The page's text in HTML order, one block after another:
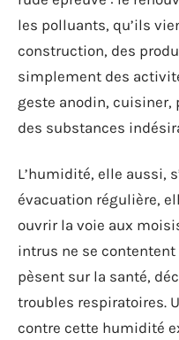
les polluants, qu’ils
construction, des
simplement des
geste anodin, cuisiner,
des substances
L’humidité, elle aussi,
évacuation régulière,
ouvrir la voie aux
intrus ne se
pèsent sur la santé,
troubles respiratoires.
contre cette humidité